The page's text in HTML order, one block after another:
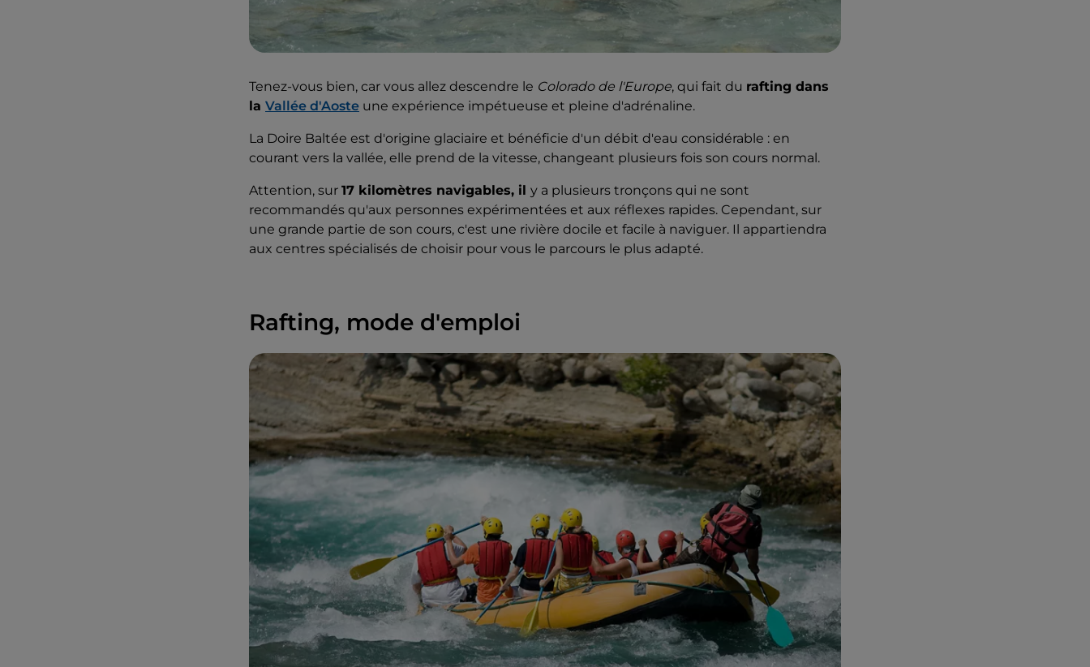
Tenez-vous bien, car vous allez descendre le Colorado de l'Europe, qui fait du rafting dans
la Vallée d'Aoste une expérience impétueuse et pleine d'adrénaline.
La Doire Baltée est d'origine glaciaire et bénéficie d'un débit d'eau considérable : en
courant vers la vallée, elle prend de la vitesse, changeant plusieurs fois son cours normal.
Attention, sur 17 kilomètres navigables, il y a plusieurs tronçons qui ne sont
recommandés qu'aux personnes expérimentées et aux réflexes rapides. Cependant, sur
une grande partie de son cours, c'est une rivière docile et facile à naviguer. Il appartiendra
aux centres spécialisés de choisir pour vous le parcours le plus adapté.
Rafting, mode d'emploi